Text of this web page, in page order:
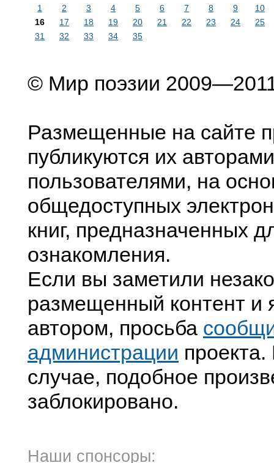
1 2 3 4 5 6 7 8 9
10
16
17 18 19 20 21 22 23 24
25
31
32 33 34 35
© Мир поэзии
Размещенные на сайте
публикуются их
пользователями, на
общедоступных
книг, предназначенных
ознакомления.
Если вы заметили
размещенный контент и
автором, просьба
администрации
случае, подобное
заблокировано.
Наши спонсоры: